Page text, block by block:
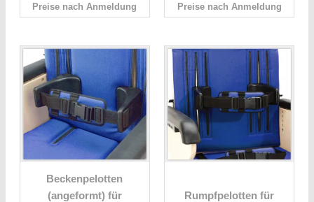
Preise nach Anmeldung Preise nach Anmeldung
Beckenpelotten
(angeformt) für
Rumpfpelotten für